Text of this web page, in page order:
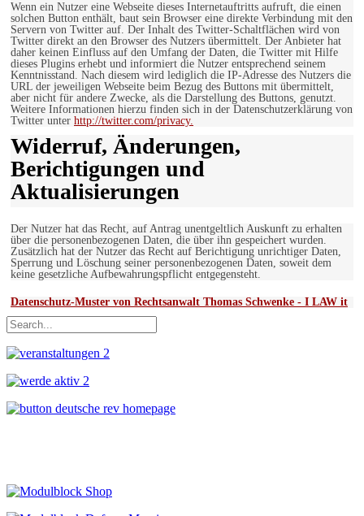
Wenn ein Nutzer eine Webseite dieses Internetauftritts aufruft, die einen
solchen Button enthält, baut sein Browser eine direkte Verbindung mit den
Servern von Twitter auf. Der Inhalt des Twitter-Schaltflächen wird von
Twitter direkt an den Browser des Nutzers übermittelt. Der Anbieter hat
daher keinen Einfluss auf den Umfang der Daten, die Twitter mit Hilfe
dieses Plugins erhebt und informiert die Nutzer entsprechend seinem
Kenntnisstand. Nach diesem wird lediglich die IP-Adresse des Nutzers die
URL der jeweiligen Webseite beim Bezug des Buttons mit übermittelt,
aber nicht für andere Zwecke, als die Darstellung des Buttons, genutzt.
Weitere Informationen hierzu finden sich in der Datenschutzerklärung von
Twitter unter http://twitter.com/privacy.
Widerruf, Änderungen,
Berichtigungen und
Aktualisierungen
Der Nutzer hat das Recht, auf Antrag unentgeltlich Auskunft zu erhalten
über die personenbezogenen Daten, die über ihn gespeichert wurden.
Zusätzlich hat der Nutzer das Recht auf Berichtigung unrichtiger Daten,
Sperrung und Löschung seiner personenbezogenen Daten, soweit dem
keine gesetzliche Aufbewahrungspflicht entgegensteht.
Datenschutz-Muster von Rechtsanwalt Thomas Schwenke - I LAW it